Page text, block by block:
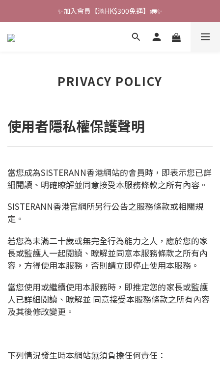
🔔會員禮遇：撰寫評論即贈HK$6獎勵 💌
✨加入會員【滿HK$300免運】🚛✨
🔔會員禮遇：撰寫評論即贈HK$6獎勵 💌
PRIVACY POLICY
使用者隱私權保護聲明
當您成為SISTERANN香港網站的會員時，即表示您已詳
細閱讀、明確瞭解並同意接受本服務條款之所有內容。
SISTERANN香港官網所另行公告之服務條款或相關規
定。
若您為未滿二十歲或無完全行為能力之人，應於您的家
長或監護人一起閱讀、瞭解並同意本服務條款之所有內
容，方得使用本服務，否則請立即停止使用本服務。
當您使用或繼續使用本服務時，即推定您的家長或監護
人已詳細閱讀、瞭解並 同意接受本服務條款之所有內容
及其後修改變更。
下列情況發生時本網站無須負擔任何責任：